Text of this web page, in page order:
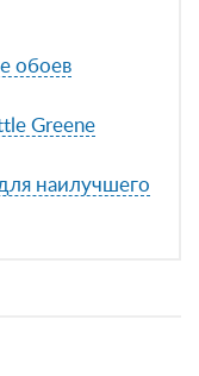
обоев
Greene
наилучшего